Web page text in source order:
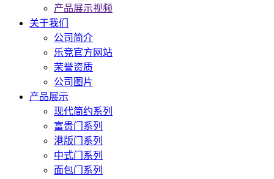
产品展示视频
关于我们
公司简介
乐竞官方网站
荣誉资质
公司图片
产品展示
现代简约系列
富贵门系列
港版门系列
中式门系列
面包门系列